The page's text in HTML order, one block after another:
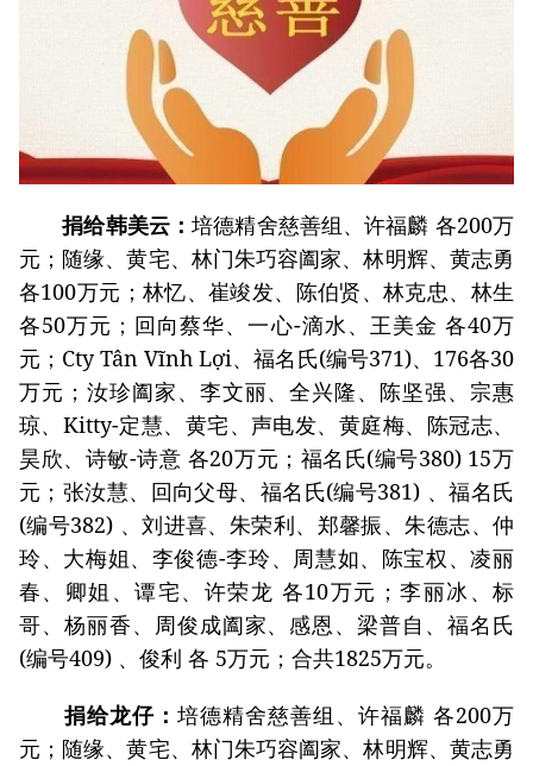
捐给韩美云：培德精舍慈善组、许福麟 各200万
元；随缘、黄宅、林门朱巧容阖家、林明辉、黄志勇
各100万元；林忆、崔竣发、陈伯贤、林克忠、林生
各50万元；回向蔡华、一心-滴水、王美金 各40万
元；Cty Tân Vĩnh Lợi、福名氏(编号371)、176各30
万元；汝珍阖家、李文丽、全兴隆、陈坚强、宗惠
琼、Kitty-定慧、黄宅、声电发、黄庭梅、陈冠志、
昊欣、诗敏-诗意 各20万元；福名氏(编号380) 15万
元；张汝慧、回向父母、福名氏(编号381) 、福名氏
(编号382) 、刘进喜、朱荣利、郑馨振、朱德志、仲
玲、大梅姐、李俊德-李玲、周慧如、陈宝权、凌丽
春、卿姐、谭宅、许荣龙 各10万元；李丽冰、标
哥、杨丽香、周俊成阖家、感恩、梁普自、福名氏
(编号409) 、俊利 各 5万元；合共1825万元。
捐给龙仔： 培德精舍慈善组、许福麟 各200万
元；随缘、黄宅、林门朱巧容阖家、林明辉、黄志勇